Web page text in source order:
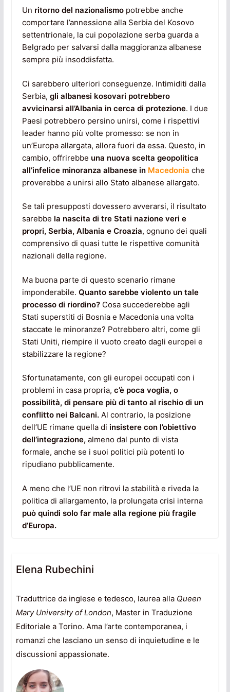
Un ritorno del nazionalismopotrebbe anche
comportare l’annessione alla Serbia del Kosovo
settentrionale, la cui popolazione serba guarda a
Belgrado per salvarsi dalla maggioranza albanese
sempre più insoddisfatta.
Ci sarebbero ulteriori conseguenze. Intimiditi dalla
Serbia, gli albanesi kosovari potrebbero
avvicinarsi all’Albania in cerca di protezione. I due
Paesi potrebbero persino unirsi, come i rispettivi
leader hanno più volte promesso: se non in
un’Europa allargata, allora fuori da essa. Questo, in
cambio, offrirebbe una nuova scelta geopolitica
all’infelice minoranza albanese in Macedonia che
proverebbe a unirsi allo Stato albanese allargato.
Se tali presupposti dovessero avverarsi, il risultato
sarebbe la nascita di tre Stati nazione veri e
propri, Serbia, Albania e Croazia, ognuno dei quali
comprensivo di quasi tutte le rispettive comunità
nazionali della regione.
Ma buona parte di questo scenario rimane
imponderabile. Quanto sarebbe violento un tale
processo di riordino?Cosa succederebbe agli
Stati superstiti di Bosnia e Macedonia una volta
staccate le minoranze? Potrebbero altri, come gli
Stati Uniti, riempire il vuoto creato dagli europei e
stabilizzare la regione?
Sfortunatamente, con gli europei occupati con i
problemi in casa propria, c’è poca voglia, o
possibilità, di pensare più di tanto al rischio di un
conflitto nei Balcani.Al contrario, la posizione
dell’UE rimane quella di insistere con l’obiettivo
dell’integrazione,almeno dal punto di vista
formale, anche se i suoi politici più potenti lo
ripudiano pubblicamente.
A meno che l’UE non ritrovi la stabilità e riveda la
politica di allargamento, la prolungata crisi interna
può quindi solo far male alla regione più fragile
d’Europa.
Elena Rubechini
Traduttrice da inglese e tedesco, laurea alla Queen
Mary University of London, Master in Traduzione
Editoriale a Torino. Ama l’arte contemporanea, i
romanzi che lasciano un senso di inquietudine e le
discussioni appassionate.